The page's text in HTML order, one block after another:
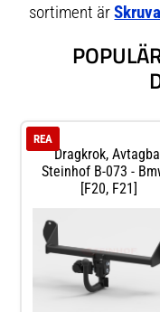
sortiment är
Dragkrok,
Steinhof B-073 -
[f20, F21]
REA